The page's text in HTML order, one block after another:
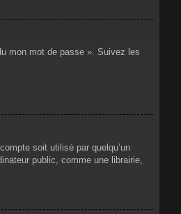
mon mot de passe ». Suivez les
soit utilisé par quelqu’un
public, comme une librairie,